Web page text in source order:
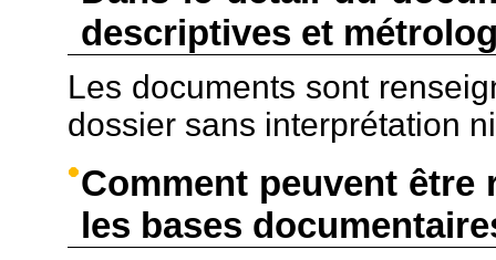
descriptives et
Les documents sont
dossier sans interprétation
Comment peuvent
les bases